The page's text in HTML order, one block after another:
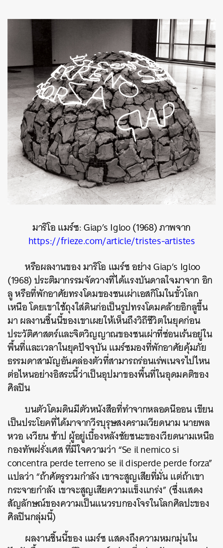
มาริโอ แมร์ซ: Giap’s Igloo (1968) ภาพจาก
https://frieze.com/article/tristes-artistes
หรือผลงานของ มาริโอ แมร์ซ อย่าง Giap’s Igloo
(1968) ประติมากรรมจัดวางที่ได้แรงบันดาลใจมาจาก อิก
ลู หรือที่พักอาศัยทรงโดมของชนเผ่าเอสกิโมในขั้วโลก
เหนือ โดยเขาใช้ถุงใส่ดินก่อเป็นรูปทรงโดมคล้ายอิกลูขึ้น
มา ผลงานชิ้นนี้ของเขาเผยให้เห็นถึงวิถีชีวิตในยุคก่อน
ประวัติศาสตร์และจิตวิญญาณของชนเผ่าที่ซ่อนเร้นอยู่ใน
พื้นที่และเวลาในยุคปัจจุบัน แมร์ซมองที่พักอาศัยคุ้มภัย
ธรรมดาสามัญอันคล่องตัวที่สามารถร่อนเร่พเนจรไปไหน
ต่อไหนอย่างอิสระนี้ว่าเป็นอุปมาของพื้นที่ในอุดมคติของ
ศิลปิน
บนตัวโดมดินมีตัวหนังสือที่ทำจากหลอดนีออน เขียน
เป็นประโยคที่ได้มาจากวีรบุรุษสงครามเวียดนาม นายพล
หวอ เงวียน ซ้าป ผู้อยู่เบื้องหลังชัยชนะของเวียดนามเหนือ
กองทัพฝรั่งเศส ที่มีใจความว่า “Se il nemico si
concentra perde terreno se il disperde perde forza”
แปลว่า “ถ้าศัตรูรวมกำลัง เขาจะสูญเสียที่มั่น แต่ถ้าเขา
กระจายกำลัง เขาจะสูญเสียความแข็งแกร่ง” (ซึ่งแสดง
สัญลักษณ์ของความเป็นแนวรบกองโจรในโลกศิลปะของ
ศิลปินกลุ่มนี้)
ผลงานชิ้นนี้ของ แมร์ซ แสดงถึงความหมกมุ่นใน